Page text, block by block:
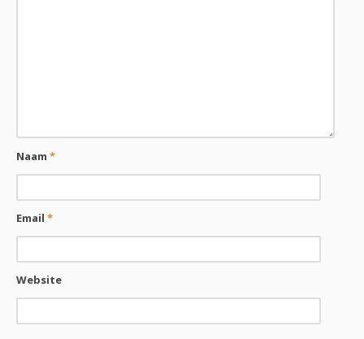
Naam*
Email*
Website